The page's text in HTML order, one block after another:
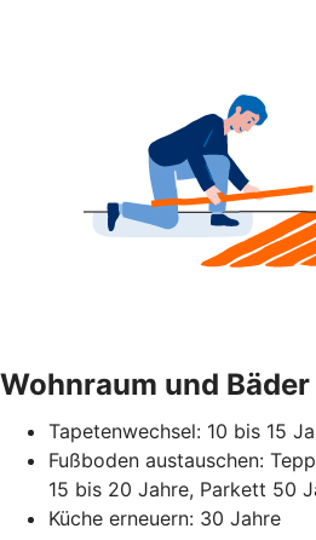
Wohnraum und Bäder
Tapetenwechsel: 10 bis 15
Fußboden austauschen:
15 bis 20 Jahre, Parkett 50
Küche erneuern: 30 Jahre